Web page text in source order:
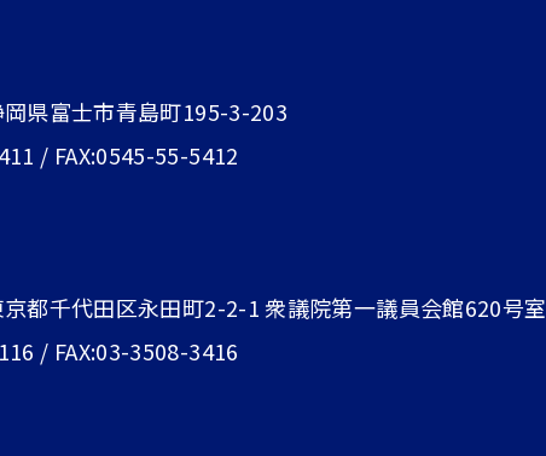
県富士市青島町195-3-203
/ FAX:0545-55-5412
都千代田区永田町2-2-1 衆議院第一議員会館620号室
/ FAX:03-3508-3416